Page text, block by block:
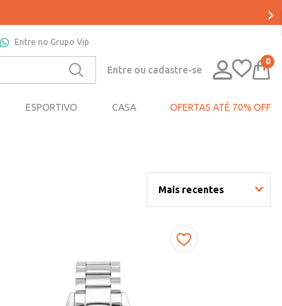
Entre no Grupo Vip
Entre ou cadastre-se
0
ESPORTIVO CASA OFERTAS ATÉ 70% OFF
Mais recentes